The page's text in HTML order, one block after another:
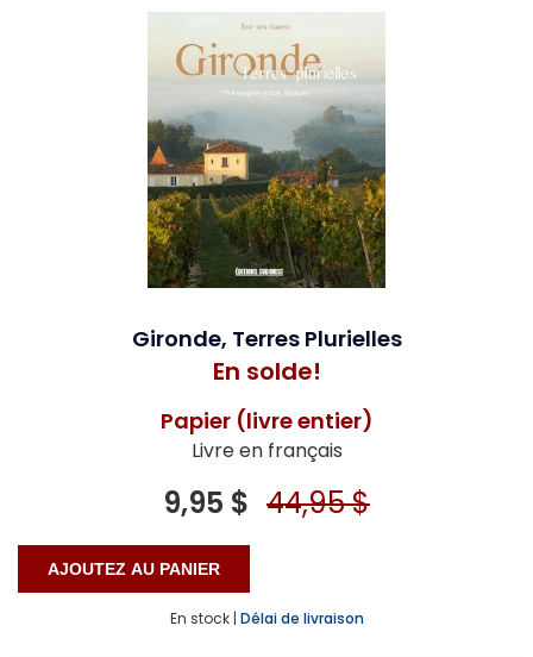
Gironde, Terres Plurielles
En solde!
Papier (livre entier)
Livre en français
9,95 $ 44,95 $
En stock | Délai de livraison